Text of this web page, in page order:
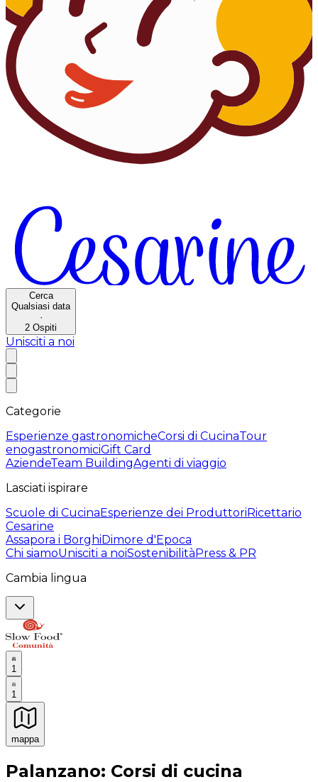
Cerca
Qualsiasi data
·
2 Ospiti
Unisciti a noi
Categorie
Esperienze gastronomicheCorsi di CucinaTour
enogastronomiciGift Card
AziendeTeam BuildingAgenti di viaggio
Lasciati ispirare
Scuole di CucinaEsperienze dei ProduttoriRicettario
Cesarine
Assapora i BorghiDimore d'Epoca
Chi siamoUnisciti a noiSostenibilitàPress & PR
Cambia lingua
1
1
mappa
Esperienze culinarie indimenticabili: Esperienze
Palanzano: Corsi di cucina